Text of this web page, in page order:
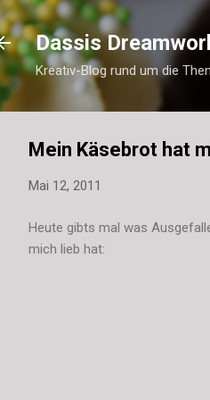
Dassis
Kreativ-Blog rund um die
Mein Käsebrot hat
Mai 12, 2011
Heute gibts mal was
mich lieb hat: